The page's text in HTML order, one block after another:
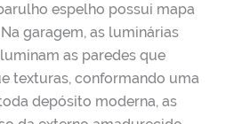
espelho possui mapa
garagem, as luminárias
as paredes que
texturas, conformando uma
depósito moderna, as